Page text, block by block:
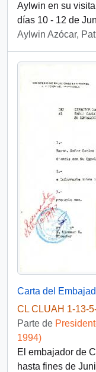
Aylwin en su
días 10 - 12 de
Aylwin Azócar,
CL CLUAH 1-13-
Parte de
1994)
El embajador de
hasta fines de